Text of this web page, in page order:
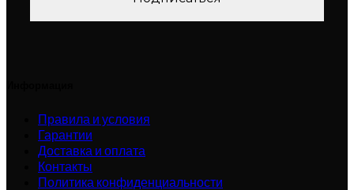
Правила и условия
Гарантии
Доставка и оплата
Контакты
Политика конфиденциальности